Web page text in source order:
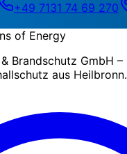
+49 7131 74 69 270
Brandschutz GmbH
aus Heilbronn.